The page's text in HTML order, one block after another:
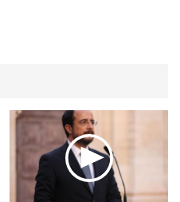
Απόψεις
Αρθρογραφία